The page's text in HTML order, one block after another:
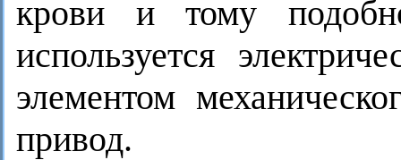
крови и тому
используется
элементом
привод.